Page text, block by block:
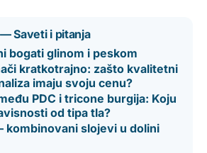
Saveti i pitanja
bogati glinom i peskom
kratkotrajno: zašto kvalitetni
imaju svoju cenu?
PDC i tricone burgija: Koju
od tipa tla?
kombinovani slojevi u dolini